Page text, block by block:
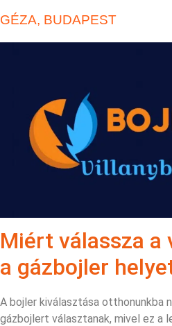
GÉZA, BUDAPEST
Miért válassza
a gázbojler
A bojler kiválasztása otthonunkba
gázbojlert választanak, mivel ez a